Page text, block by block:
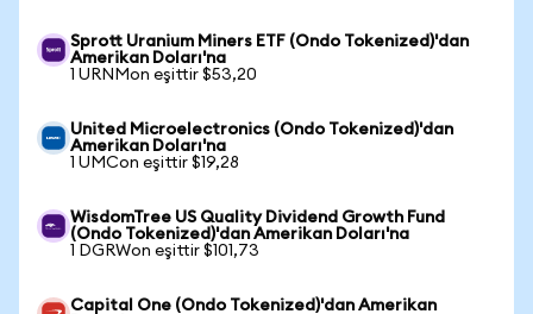
Sprott Uranium Miners ETF (Ondo Tokenized)'dan
Amerikan Doları'na
1 URNMon eşittir $53,20
United Microelectronics (Ondo Tokenized)'dan
Amerikan Doları'na
1 UMCon eşittir $19,28
WisdomTree US Quality Dividend Growth Fund
(Ondo Tokenized)'dan Amerikan Doları'na
1 DGRWon eşittir $101,73
Capital One (Ondo Tokenized)'dan Amerikan